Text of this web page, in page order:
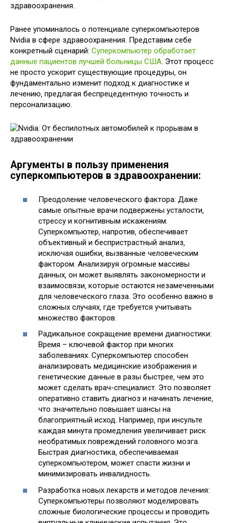
здравоохранения.
Ранее упоминалось о потенциале суперкомпьютеров
Nvidia в сфере здравоохранения. Представим себе
конкретный сценарий: Суперкомпьютер обработает
данные пациентов лучшей больницы США. Этот процесс
не просто ускорит существующие процедуры‚ он
фундаментально изменит подход к диагностике и
лечению‚ предлагая беспрецедентную точность и
персонализацию.
Аргументы в пользу применения
суперкомпьютеров в здравоохранении:
Преодоление человеческого фактора: Даже
самые опытные врачи подвержены усталости‚
стрессу и когнитивным искажениям.
Суперкомпьютер‚ напротив‚ обеспечивает
объективный и беспристрастный анализ‚
исключая ошибки‚ вызванные человеческим
фактором. Анализируя огромные массивы
данных‚ он может выявлять закономерности и
взаимосвязи‚ которые остаются незамеченными
для человеческого глаза. Это особенно важно в
сложных случаях‚ где требуется учитывать
множество факторов.
Радикальное сокращение времени диагностики:
Время – ключевой фактор при многих
заболеваниях. Суперкомпьютер способен
анализировать медицинские изображения и
генетические данные в разы быстрее‚ чем это
может сделать врач-специалист. Это позволяет
оперативно ставить диагноз и начинать лечение‚
что значительно повышает шансы на
благоприятный исход. Например‚ при инсульте
каждая минута промедления увеличивает риск
необратимых повреждений головного мозга.
Быстрая диагностика‚ обеспечиваемая
суперкомпьютером‚ может спасти жизни и
минимизировать инвалидность.
Разработка новых лекарств и методов лечения:
Суперкомпьютеры позволяют моделировать
сложные биологические процессы и проводить